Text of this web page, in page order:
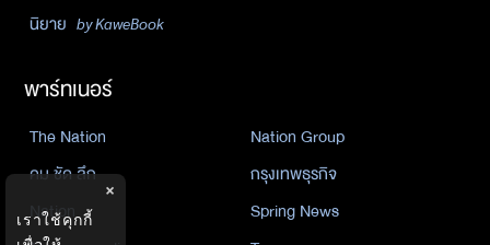
นิยาย by KaweBook
พาร์ทเนอร์
The Nation
Nation Group
คม ชัด ลึก
กรุงเทพธุรกิจ
Nation
Spring News
×
เราใช้คุกกี้